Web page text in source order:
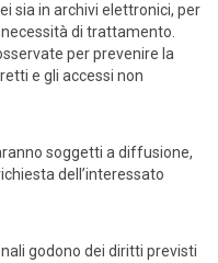
sia in archivi elettronici, per
di trattamento.
per prevenire la
e gli accessi non
soggetti a diffusione,
dell’interessato
godono dei diritti previsti